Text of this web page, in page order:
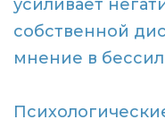
усиливает
собственной
мнение в